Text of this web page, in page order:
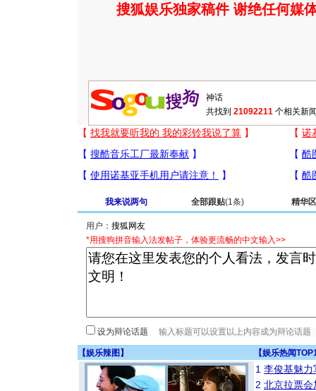
搜狐娱乐独家稿件 谢绝任何媒
共找到 21092211 个相关新
我来说两句 全部跟贴(1条) 精华区
用户：
*用搜狗拼音输入法发帖子，体验更流畅的中文输入>>
设为辩论话题
【娱乐辣图 】 【娱乐热闻
1 李俊基魅力
2 北京拉票